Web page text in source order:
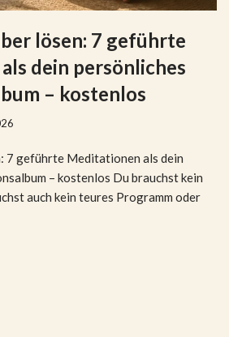
lösen: 7 geführte
dein persönliches
– kostenlos
7 geführte Meditationen als dein
– kostenlos Du brauchst kein
auch kein teures Programm oder